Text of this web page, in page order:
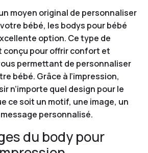
moyen original de personnaliser
bébé, les bodys pour bébé
option. Ce type de
conçu pour offrir confort et
permettant de personnaliser
bébé. Grâce à l’impression,
n’importe quel design pour le
ce soit un motif, une image, un
personnalisé.
du body pour